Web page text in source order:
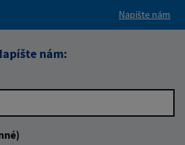
Napíšte nám
nám: